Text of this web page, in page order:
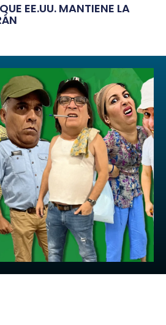
EE.UU. MANTIENE LA